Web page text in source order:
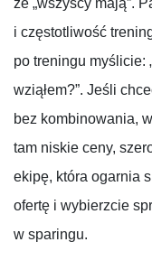
i częstotliwość
po treningu myślicie:
wziąłem?”. Jeśli
bez kombinowania,
tam niskie ceny,
ekipę, która ogarnia
ofertę i wybierzcie
w sparingu.